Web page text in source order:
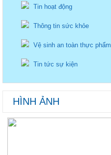
Tin hoạt động
Thông tin sức khỏe
Vệ sinh an toàn thực phẩm
Tin tức sự kiện
HÌNH ẢNH